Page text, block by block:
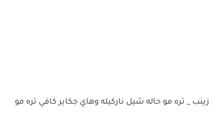
زينب _ تره مو حاله شيل ناركيله وهاي جكاير كافي تره مو